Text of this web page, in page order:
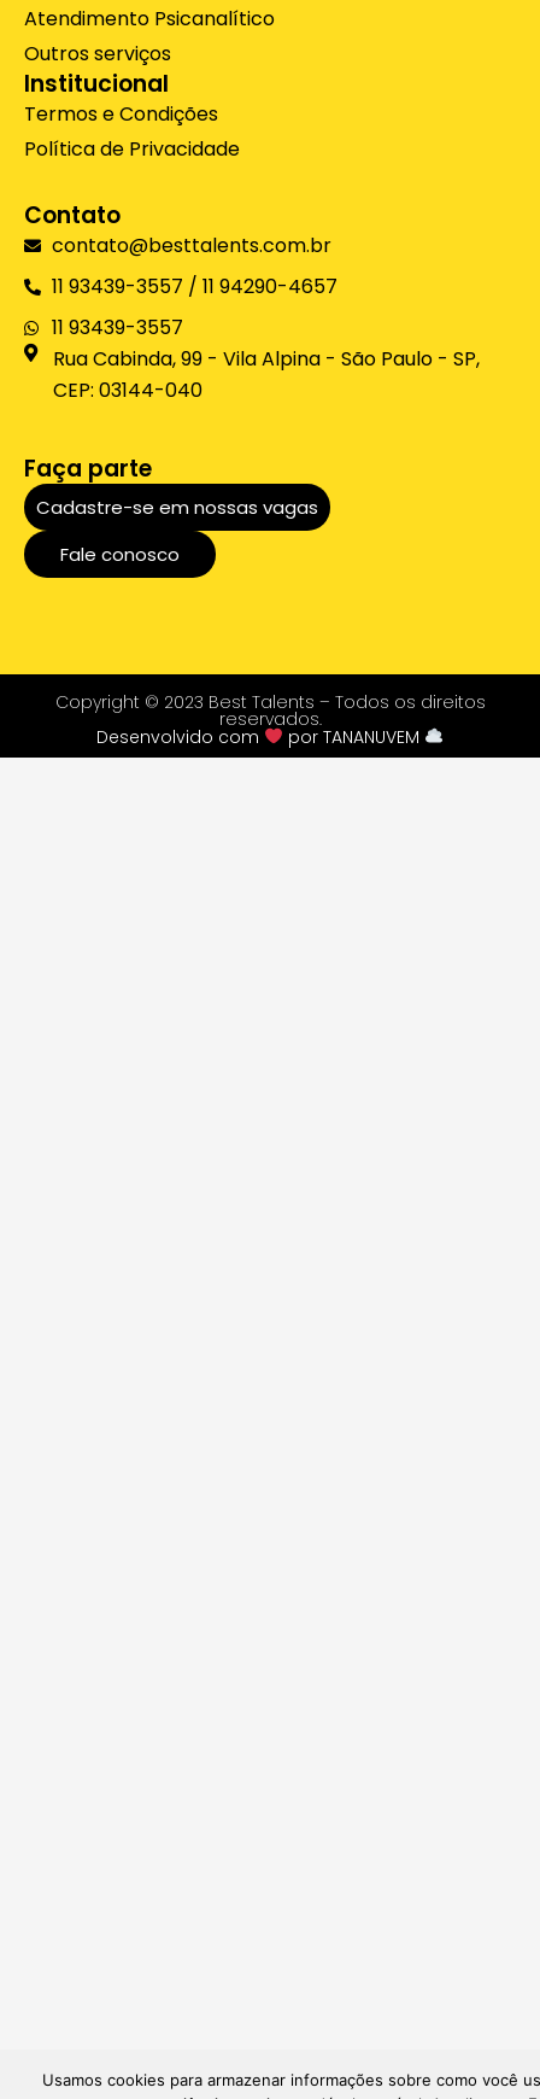
n
-
i
n
a
m
p e
Atendimento Psicanalítico
Outros serviços
Institucional
Termos e Condições
Política de Privacidade
Contato
contato@besttalents.com.br
11 93439-3557 / 11 94290-4657
11 93439-3557
Rua Cabinda, 99 - Vila Alpina - São Paulo - SP,
CEP: 03144-040
Faça parte
Cadastre-se em nossas vagas
Fale conosco
Copyright © 2023 Best Talents – Todos os direitos
reservados.
Desenvolvido com por TANANUVEM
Usamos cookies para armazenar informações sobre como você